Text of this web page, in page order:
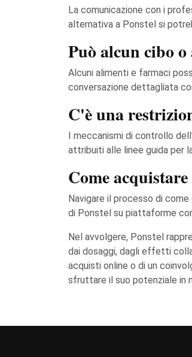
La comunicazione con i
alternativa a Ponstel si
Può alcun cibo
Alcuni alimenti e farmaci
conversazione dettagliata
C'è una
I meccanismi di controllo
attribuiti alle linee guida per
Come
Navigare il processo di
di Ponstel su piattaforme
Nel avvolgere, Ponstel
dai dosaggi, dagli effetti
acquisti online o di un
sfruttare il suo potenziale in